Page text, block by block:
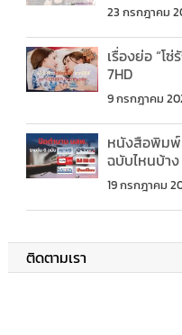
23 กรกฎาคม
เรื่องย่อ “โ
7HD
9 กรกฎาคม
หนังสือพิมพ์
ฉบับไหนบ้าง
19 กรกฎาคม
ติดตามเรา